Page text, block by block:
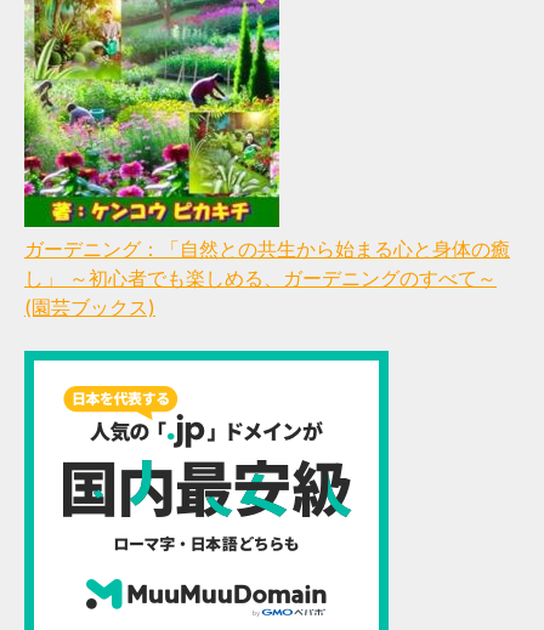
ガーデニング：「自然との共生から始まる心と身体の癒
し」 ～初心者でも楽しめる、ガーデニングのすべて～
(園芸ブックス)